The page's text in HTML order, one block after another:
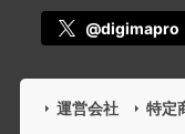
@digimapro
運営会社 特定